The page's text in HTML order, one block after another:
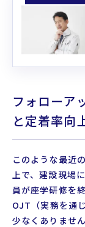
フォローア
と定着率向
このような最近
上で、建設現場
員が座学研修を
OJT（実務を通
少なくありません